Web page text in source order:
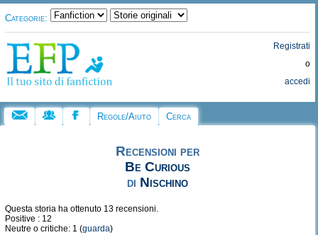
Categorie:
Registrati
o
accedi
Regole/Aiuto Cerca
Recensioni per
Be Curious
di Nischino
Questa storia ha ottenuto 13 recensioni.
Positive : 12
Neutre o critiche: 1 (guarda)